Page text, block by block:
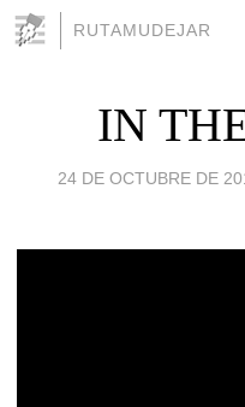
RUTAMUDEJAR
IN
24 DE OCTUBRE DE